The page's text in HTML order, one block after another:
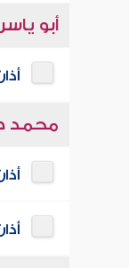
أبو
محمد